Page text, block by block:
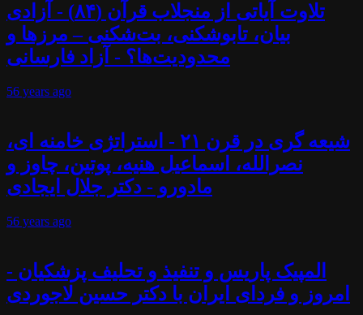
تلاوت آیاتی از منجلاب قرآن (۸۴) - آزادی
بیان، تابوشکنی، بت‌شکنی – مرزها و
محدودیت‌ها؟ - آزاد فارسانی
56 years ago
شیعه گری در قرن ۲۱ - استراتژی خامنه ای،
نصرالله، اسماعیل هنیه، پوتین، چاوز و
مادورو - دکتر جلال ایجادی
56 years ago
المپیک پاریس و تنفیذ و تحلیف پزشکیان -
امروز و فردای ایران با دکتر حسین لاجوردی